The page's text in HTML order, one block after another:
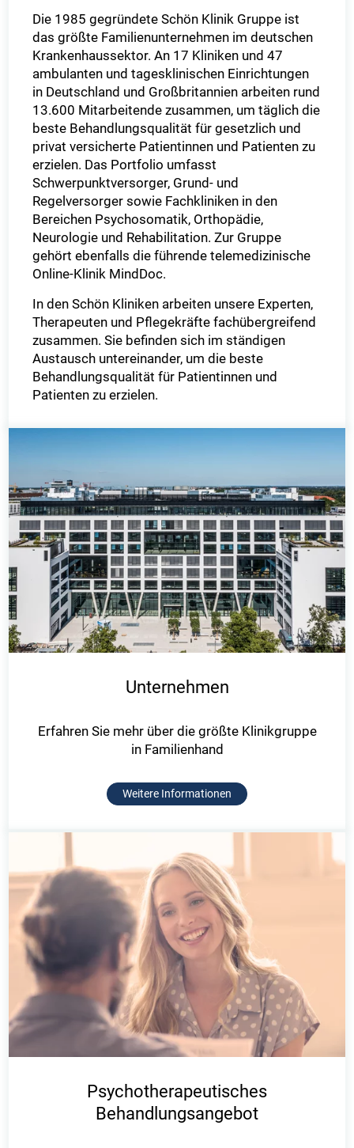
Die 1985 gegründete Schön Klinik Gruppe ist
das größte Familienunternehmen im deutschen
Krankenhaussektor. An 17 Kliniken und 47
ambulanten und tagesklinischen Einrichtungen
in Deutschland und Großbritannien arbeiten rund
13.600 Mitarbeitende zusammen, um täglich die
beste Behandlungsqualität für gesetzlich und
privat versicherte Patientinnen und Patienten zu
erzielen. Das Portfolio umfasst
Schwerpunktversorger, Grund- und
Regelversorger sowie Fachkliniken in den
Bereichen Psychosomatik, Orthopädie,
Neurologie und Rehabilitation. Zur Gruppe
gehört ebenfalls die führende telemedizinische
Online-Klinik MindDoc.
In den Schön Kliniken arbeiten unsere Experten,
Therapeuten und Pflegekräfte fachübergreifend
zusammen. Sie befinden sich im ständigen
Austausch untereinander, um die beste
Behandlungsqualität für Patientinnen und
Patienten zu erzielen.
Unternehmen
Erfahren Sie mehr über die größte Klinikgruppe
in Familienhand
Weitere Informationen
Psychotherapeutisches
Behandlungsangebot